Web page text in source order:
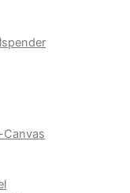
Canvas